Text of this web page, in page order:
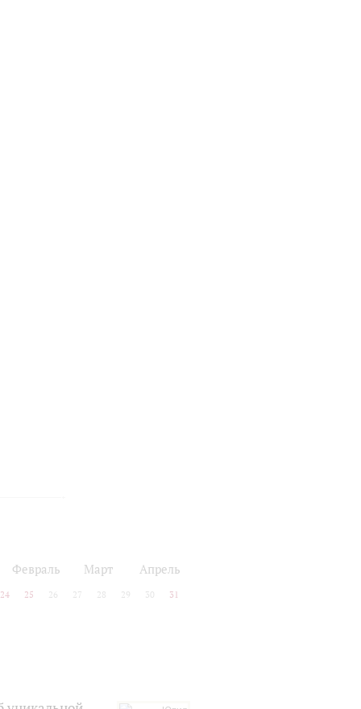
Февраль Март Апрель
24 25 26 27 28 29 30 31